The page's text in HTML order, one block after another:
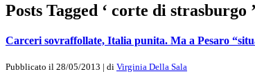
Posts Tagged ‘ corte di strasburgo ’
Carceri sovraffollate, Italia punita. Ma a Pesaro
Pubblicato il 28/05/2013 | di Virginia Della Sala